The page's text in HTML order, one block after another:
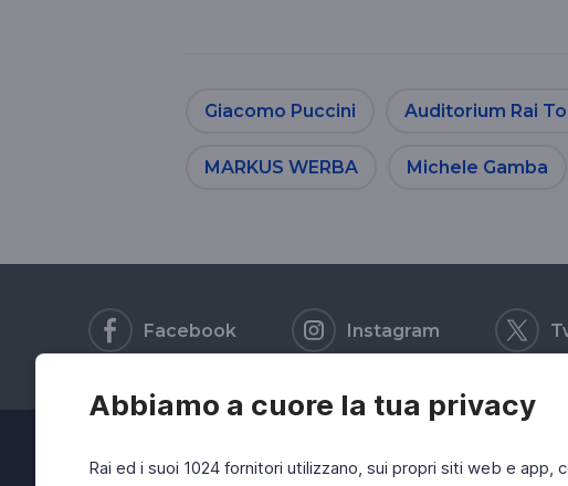
Abbiamo a cuore la tua privacy
Rai ed i suoi 1024 fornitori utilizzano, sui propri siti web e
Giacomo Puccini Auditorium Rai
MARKUS WERBA Michele Gamba
Facebook Instagram